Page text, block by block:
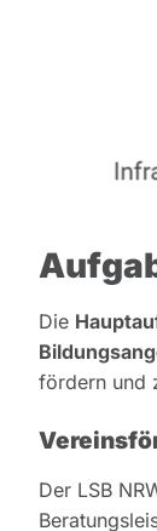
Die
fördern und
Der LSB